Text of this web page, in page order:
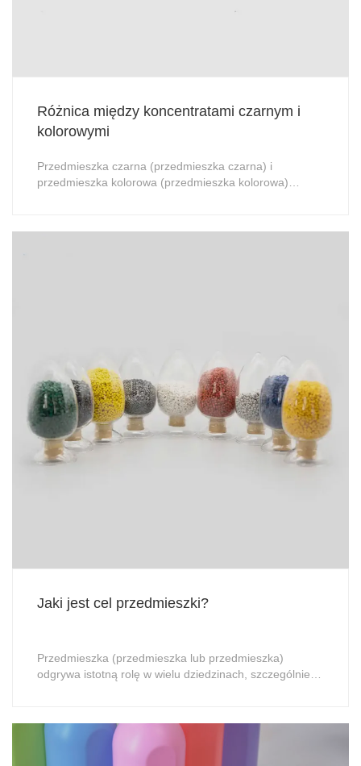
Różnica między koncentratami czarnym i
kolorowymi
Przedmieszka czarna (przedmieszka czarna) i
przedmieszka kolorowa (przedmieszka kolorowa)
Jaki jest cel przedmieszki?
Przedmieszka (przedmieszka lub przedmieszka)
odgrywa istotną rolę w wielu dziedzinach, szczególnie w
farmaceutycznym.